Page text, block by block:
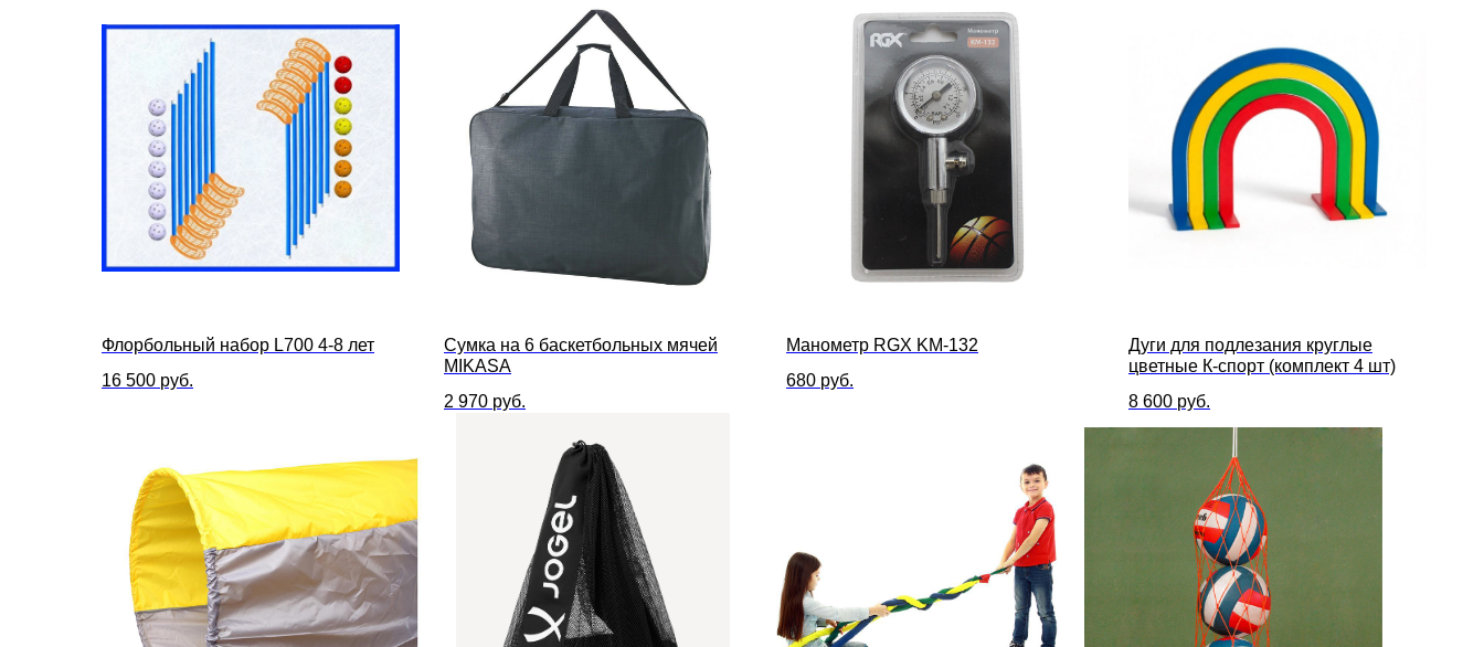
Флорбольный набор L700 4-8 лет
16 500 руб.
Сумка на 6 баскетбольных мячей
MIKASA
2 970 руб.
Манометр RGX KM-132
680 руб.
Дуги для подлезания круглые
цветные К-спорт (комплект 4 шт)
8 600 руб.